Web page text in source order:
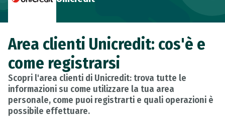
Area clienti Unicredit: cos'è e
come registrarsi
Scopri l'area clienti di Unicredit: trova tutte le
informazioni su come utilizzare la tua area
personale, come puoi registrarti e quali operazioni è
possibile effettuare.